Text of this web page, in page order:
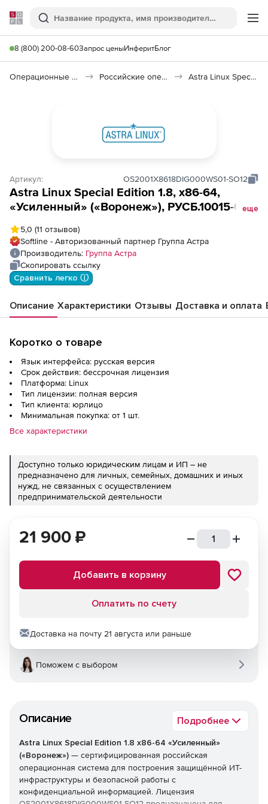
Softline
Поиск
8 (800) 200-08-60Запрос ценыИнферитБлог
Операционные системы Российские операционные системы (Импортозамещение) Astra Linux Special Edition
Артикул: OS2001X8618DIG000WS01-SO12
Astra Linux Special Edition 1.8, х86-64,
«Усиленный» («Воронеж»), РУСБ.10015-01
для рабочей станции, на срок действия
исключительного права, с включенными
обновлениями Тип 1 на 12 мес.
еще
5,0 (11 отзывов)
Softline - Авторизованный партнер Группа Астра
Производитель: Группа Астра
Скопировать ссылку
Сравнить легко ⓘ
Описание Характеристики Отзывы Доставка и оплата
Коротко о товаре
Язык интерфейса: русская версия
Срок действия: бессрочная лицензия
Платформа: Linux
Тип лицензии: полная версия
Тип клиента: юрлицо
Минимальная покупка: от 1 шт.
Все характеристики
Доступно только юридическим лицам и ИП – не
предназначено для личных, семейных, домашних и иных
нужд, не связанных с осуществлением
предпринимательской деятельности
Описание Подробнее
Astra Linux Special Edition 1.8 x86-64 «Усиленный»
(«Воронеж») — сертифицированная российская
операционная система для построения защищённой ИТ-
инфраструктуры и безопасной работы с
конфиденциальной информацией. Лицензия
21 900 ₽
Добавить в корзину
Оплатить по счету
Доставка на почту 21 августа или раньше
Поможем с выбором